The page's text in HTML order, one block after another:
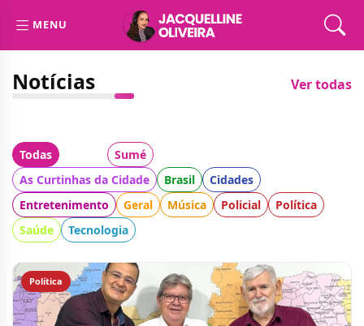
MENU
Notícias Ver todas
Todas Sumé
As Curtinhas da Cidade
Brasil
Cidades
Entretenimento
Geral Música Policial
Política
Saúde
Tecnologia
Política